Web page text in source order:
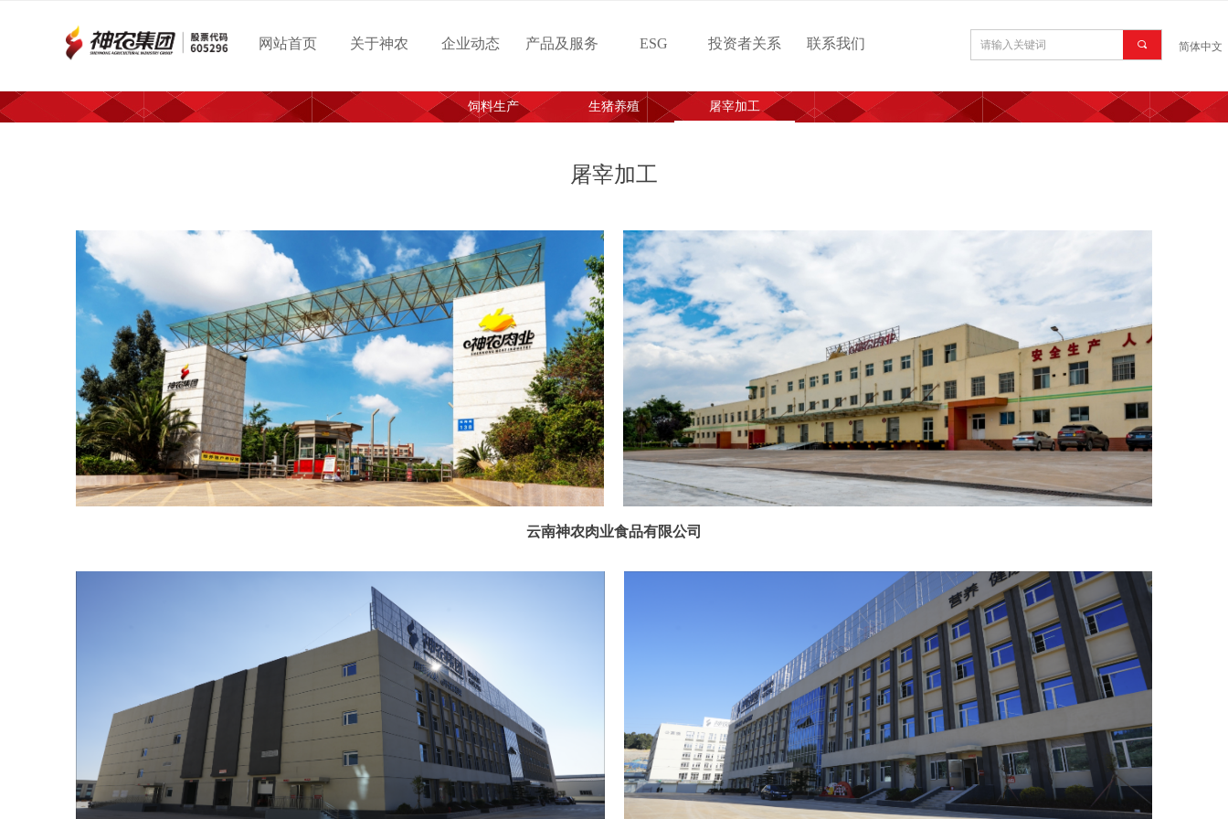
끠
网站首页 关于神农 企业动态 产品及服务 ESG 投资者关系 联系我们 简体中文
屠宰加工
云南神农肉业食品有限公司
饲料生产 生猪养殖 屠宰加工